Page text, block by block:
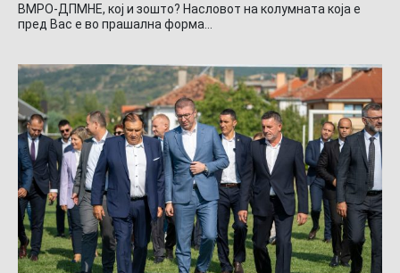
ВМРО-ДПМНЕ, кој и зошто? Насловот на колумната која е
пред Вас е во прашална форма…